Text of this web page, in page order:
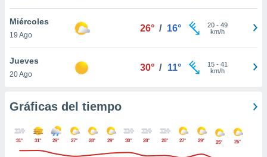
como
sitio
de
posible
en
a lo que
Para
su
Miércoles
19 Ago
26° / 16° 20- 49
km/h
Jueves
20 Ago
30° / 11° 15- 41
km/h
Gráficas del tiempo
31° 31° 29° 27° 28° 29° 30° 28° 28° 27° 29° 25° 26°